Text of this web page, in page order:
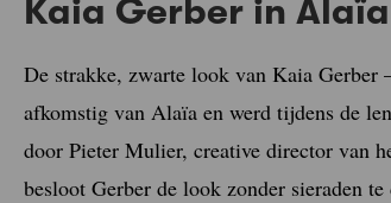
Kaia Gerber in Alaïa
De strakke, zwarte look van Kaia Gerber
afkomstig van Alaïa en werd tijdens de
door Pieter Mulier, creative director van
besloot Gerber de look zonder sieraden